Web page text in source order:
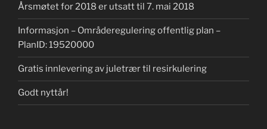
Årsmøtet for 2018 er utsatt til 7. mai 2018
Informasjon – Områderegulering offentlig plan –
PlanID: 19520000
Gratis innlevering av juletrær til resirkulering
Godt nyttår!